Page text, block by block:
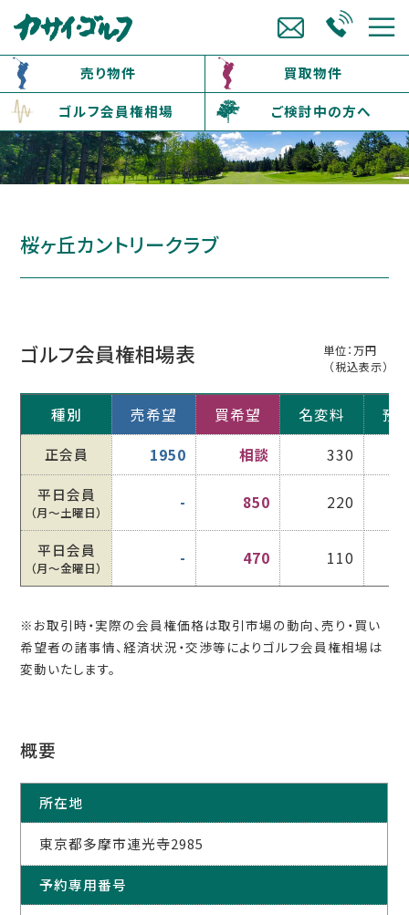
売り物件
買取物件
ゴルフ会員権相場
ご検討中の方へ
桜ヶ丘カントリークラブ
ゴルフ会員権相場表
単位：万円
（税込表示）
種別 売希望 買希望 名変料 預
正会員 1950 相談 330
平日会員
（月〜土曜日） - 850 220
平日会員
（月〜金曜日） - 470 110
※お取引時・実際の会員権価格は取引市場の動向、売り・買い
希望者の諸事情、経済状況・交渉等によりゴルフ会員権相場は
変動いたします。
概要
所在地
東京都多摩市連光寺2985
予約専用番号